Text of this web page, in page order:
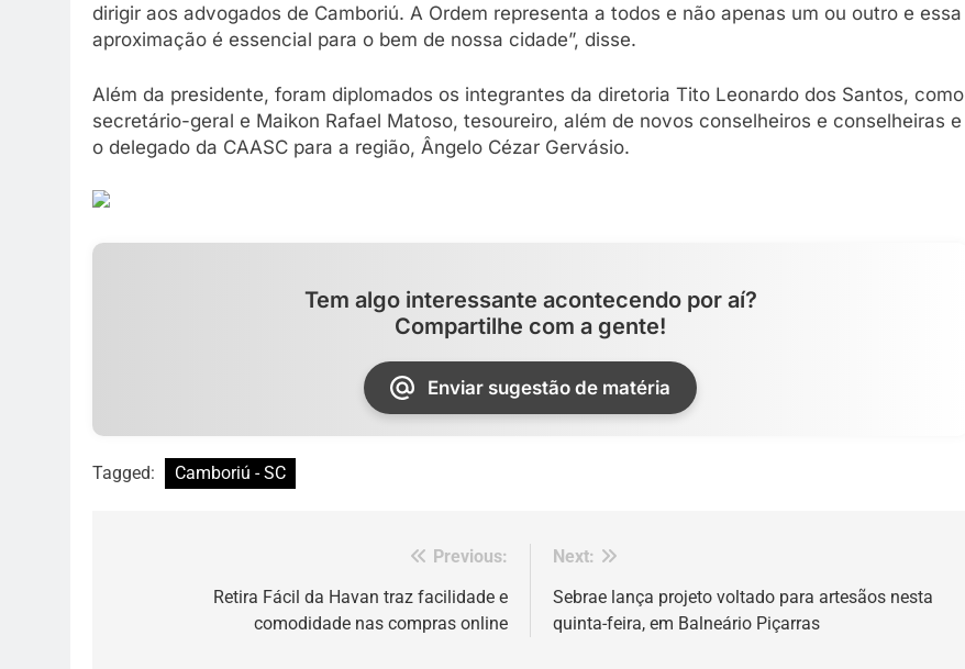
dirigir aos advogados de Camboriú. A Ordem representa a todos e não apenas um ou outro e essa
aproximação é essencial para o bem de nossa cidade”, disse.
Além da presidente, foram diplomados os integrantes da diretoria Tito Leonardo dos Santos, como
secretário-geral e Maikon Rafael Matoso, tesoureiro, além de novos conselheiros e conselheiras e
o delegado da CAASC para a região, Ângelo Cézar Gervásio.
Tem algo interessante acontecendo por aí?
Compartilhe com a gente!
Enviar sugestão de matéria
Tagged: Camboriú - SC
Previous:
Retira Fácil da Havan traz facilidade e
comodidade nas compras online
Next:
Sebrae lança projeto voltado para artesãos nesta
quinta-feira, em Balneário Piçarras